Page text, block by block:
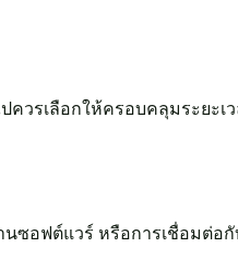
ควรเลือกให้ครอบคลุมระยะ
ซอฟต์แวร์ หรือการเชื่อมต่อ